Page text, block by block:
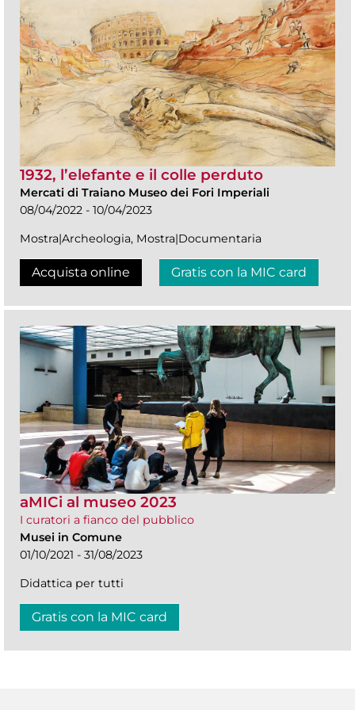
1932, l’elefante e il colle perduto
Mercati di Traiano Museo dei Fori Imperiali
08/04/2022 - 10/04/2023
Mostra|Archeologia, Mostra|Documentaria
Acquista online Gratis con la MIC card
aMICi al museo 2023
I curatori a fianco del pubblico
Musei in Comune
01/10/2021 - 31/08/2023
Didattica per tutti
Gratis con la MIC card